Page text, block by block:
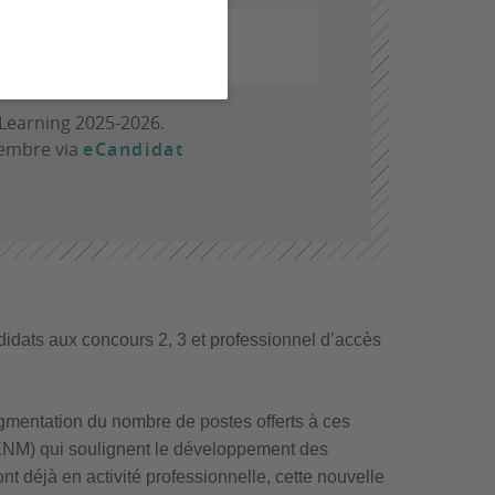
2025-2026.
via eCandidat
aux concours 2, 3 et professionnel d’accès
du nombre de postes offerts à ces
qui soulignent le développement des
déjà en activité professionnelle, cette nouvelle